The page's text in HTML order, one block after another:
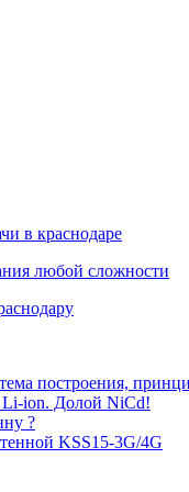
в краснодаре
любой сложности
построения,
ion. Долой NiCd!
?
KSS15-3G/4G